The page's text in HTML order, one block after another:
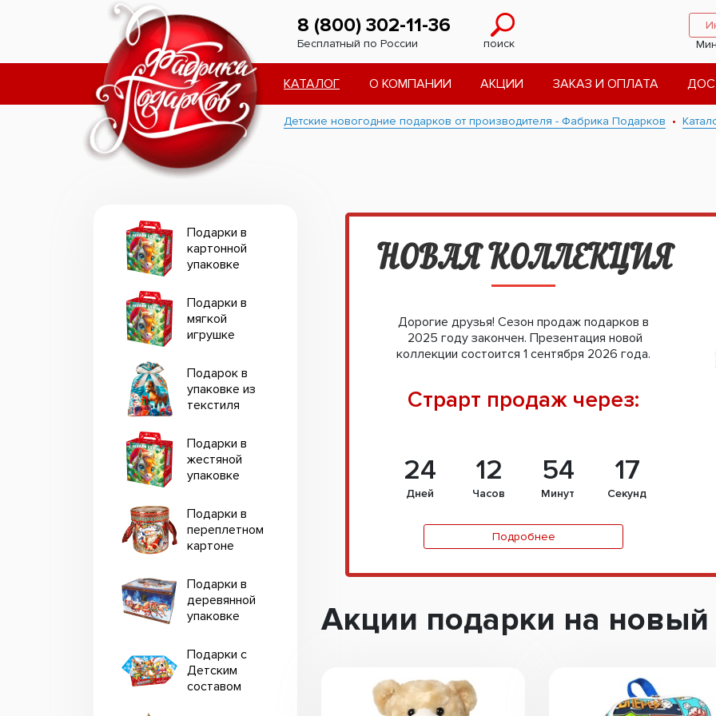
8 (800) 302-11-36
Бесплатный по России поиск
КАТАЛОГ О КОМПАНИИ АКЦИИ ЗАКАЗ И ОПЛАТА
Детские новогодние подарков от производителя - Фабрика Подарков
Подарки в
картонной
упаковке
Подарки в
мягкой
игрушке
Подарок в
упаковке из
текстиля
Подарки в
жестяной
упаковке
Подарки в
переплетном
картоне
Подарки в
деревянной
упаковке
Подарки с
Детским
составом
НОВАЯ КОЛЛЕКЦИЯ
Дорогие друзья! Сезон продаж подарков в
2025 году закончен. Презентация новой
коллекции состоится 1 сентября 2026 года.
Страрт продаж через:
24
Дней
12
Часов
54
Минут
15
Секунд
Подробнее
Акции подарки на новый